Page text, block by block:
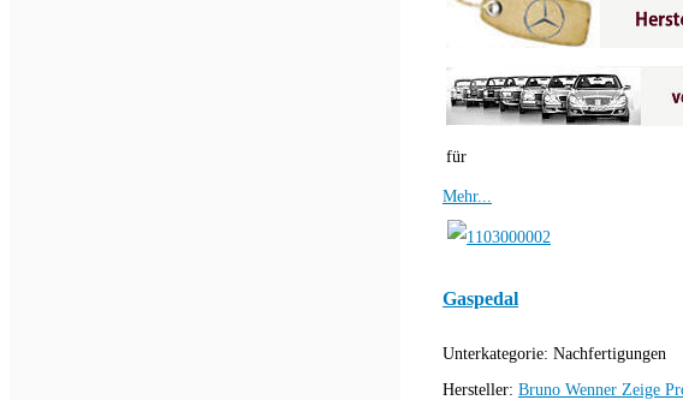
für
Mehr...
Gaspedal
Unterkategorie: Nachfertigungen
Hersteller: Bruno Wenner Zeige